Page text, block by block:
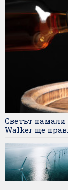
Светът
Walker ще